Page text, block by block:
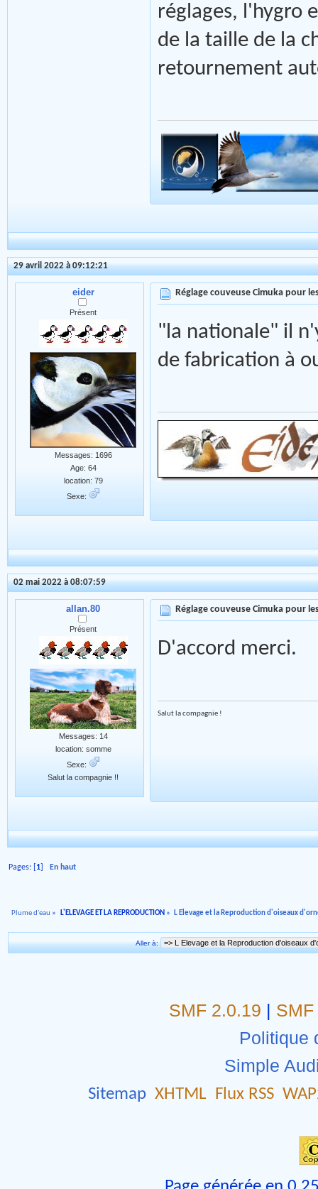
réglages, l'hygro
de la taille de la
retournement
29 avril 2022 à 09:12:21
eider
Présent
Messages: 1696
Age: 64
location: 79
Sexe:
Réglage couveuse Cimuka pour
"la nationale" il
de fabrication à
02 mai 2022 à 08:07:59
allan.80
Présent
Messages: 14
location: somme
Sexe:
Salut la compagnie !!
Réglage couveuse Cimuka pour
D'accord merci.
Salut la compagnie !
Pages: [ 1 En haut
Plume d'eau » L'ELEVAGE ET LA REPRODUCTION» L Elevage et la Reproduction d'oiseaux
Aller à:
SMF 2.0.19 |
Politique
Simple
Sitemap XHTML Flux RSS